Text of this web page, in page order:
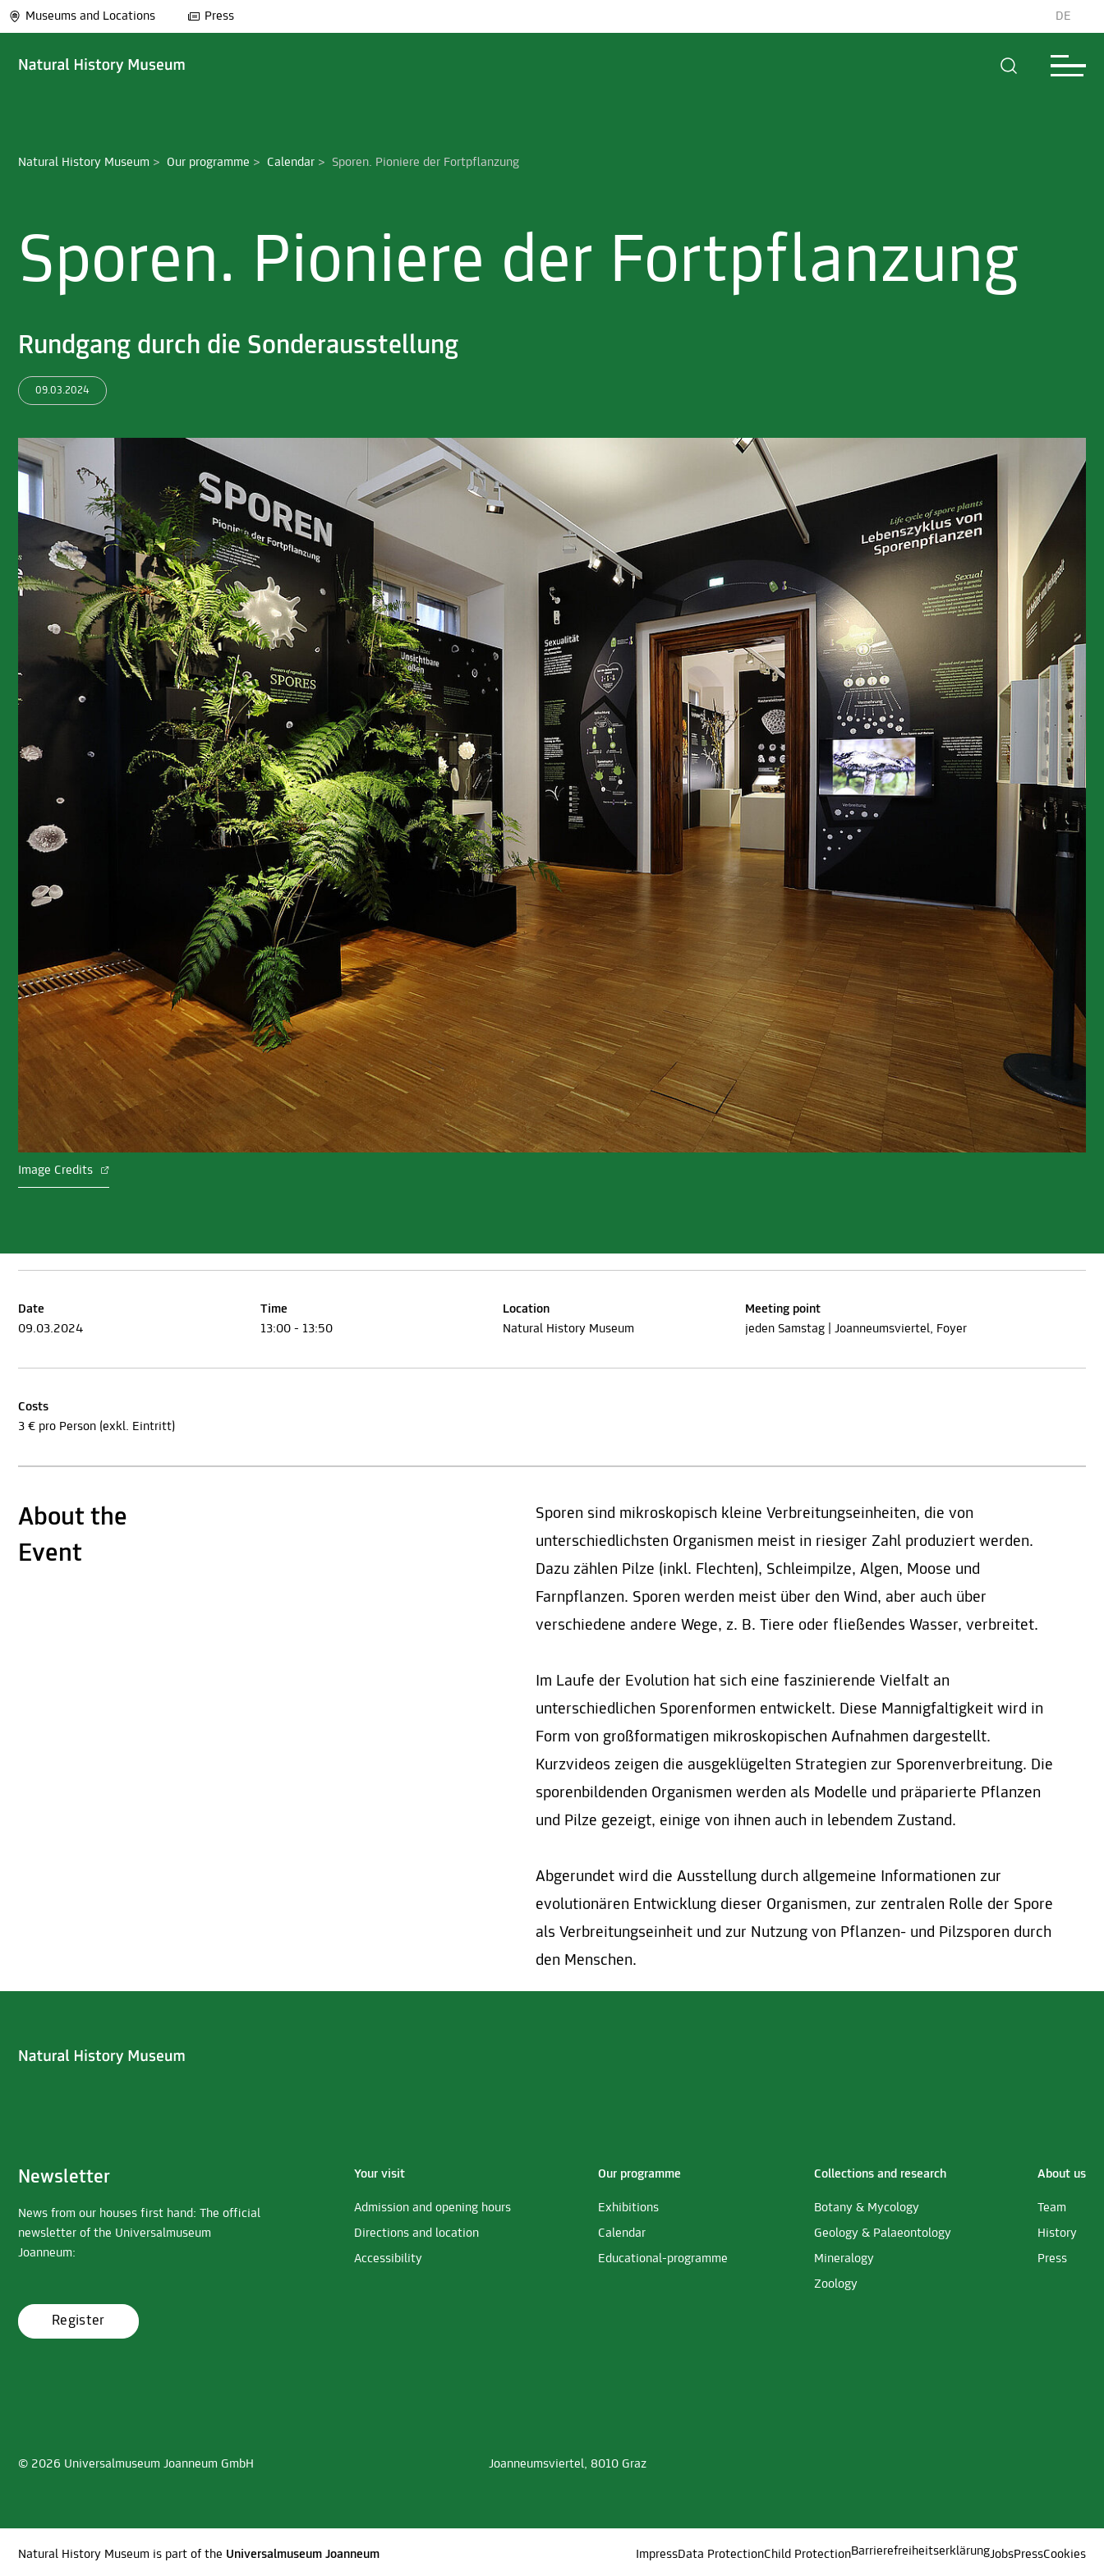
Museums and Locations Press DE
Natural History Museum > Our programme > Calendar > Sporen. Pioniere der Fortpflanzung
Sporen. Pioniere der Fortpflanzung
Rundgang durch die Sonderausstellung
09.03.2024
Image Credits
Date
09.03.2024
Time
13:00 - 13:50
Location
Natural History Museum
Meeting point
jeden Samstag | Joanneumsviertel, Foyer
Costs
3 € pro Person (exkl. Eintritt)
About the
Event
Sporen sind mikroskopisch kleine Verbreitungseinheiten, die von
unterschiedlichsten Organismen meist in riesiger Zahl produziert werden.
Dazu zählen Pilze (inkl. Flechten), Schleimpilze, Algen, Moose und
Farnpflanzen. Sporen werden meist über den Wind, aber auch über
verschiedene andere Wege, z. B. Tiere oder fließendes Wasser, verbreitet.
Im Laufe der Evolution hat sich eine faszinierende Vielfalt an
unterschiedlichen Sporenformen entwickelt. Diese Mannigfaltigkeit wird in
Form von großformatigen mikroskopischen Aufnahmen dargestellt.
Kurzvideos zeigen die ausgeklügelten Strategien zur Sporenverbreitung. Die
sporenbildenden Organismen werden als Modelle und präparierte Pflanzen
und Pilze gezeigt, einige von ihnen auch in lebendem Zustand.
Abgerundet wird die Ausstellung durch allgemeine Informationen zur
evolutionären Entwicklung dieser Organismen, zur zentralen Rolle der Spore
als Verbreitungseinheit und zur Nutzung von Pflanzen- und Pilzsporen durch
den Menschen.
Newsletter
News from our houses first hand: The official
newsletter of the Universalmuseum
Joanneum:
Register
Your visit
Admission and opening hours
Directions and location
Accessibility
Our programme
Exhibitions
Calendar
Educational-programme
Collections and research
Botany & Mycology
Geology & Palaeontology
Mineralogy
Zoology
About us
Team
History
Press
© 2026 Universalmuseum Joanneum GmbH Joanneumsviertel, 8010 Graz
Natural History Museum is part of the Universalmuseum Joanneum ImpressData ProtectionChild ProtectionBarrierefreiheitserklärungJobsPressCookies